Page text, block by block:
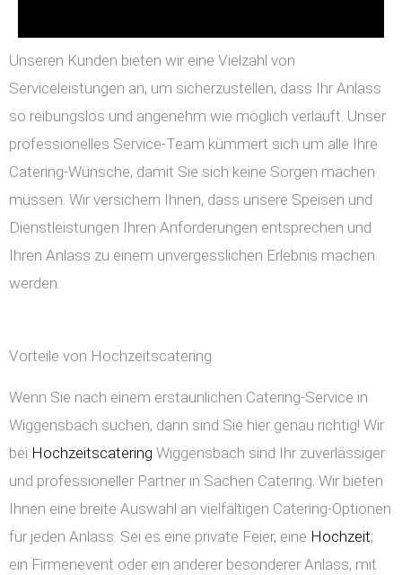
Unseren Kunden bieten wir eine Vielzahl von
Serviceleistungen an, um sicherzustellen, dass Ihr Anlass
so reibungslos und angenehm wie möglich verläuft. Unser
professionelles Service-Team kümmert sich um alle Ihre
Catering-Wünsche, damit Sie sich keine Sorgen machen
müssen. Wir versichern Ihnen, dass unsere Speisen und
Dienstleistungen Ihren Anforderungen entsprechen und
Ihren Anlass zu einem unvergesslichen Erlebnis machen
werden.
Vorteile von Hochzeitscatering
Wenn Sie nach einem erstaunlichen Catering-Service in
Wiggensbach suchen, dann sind Sie hier genau richtig! Wir
bei Hochzeitscatering Wiggensbach sind Ihr zuverlässiger
und professioneller Partner in Sachen Catering. Wir bieten
Ihnen eine breite Auswahl an vielfältigen Catering-Optionen
für jeden Anlass. Sei es eine private Feier, eine Hochzeit,
ein Firmenevent oder ein anderer besonderer Anlass, mit